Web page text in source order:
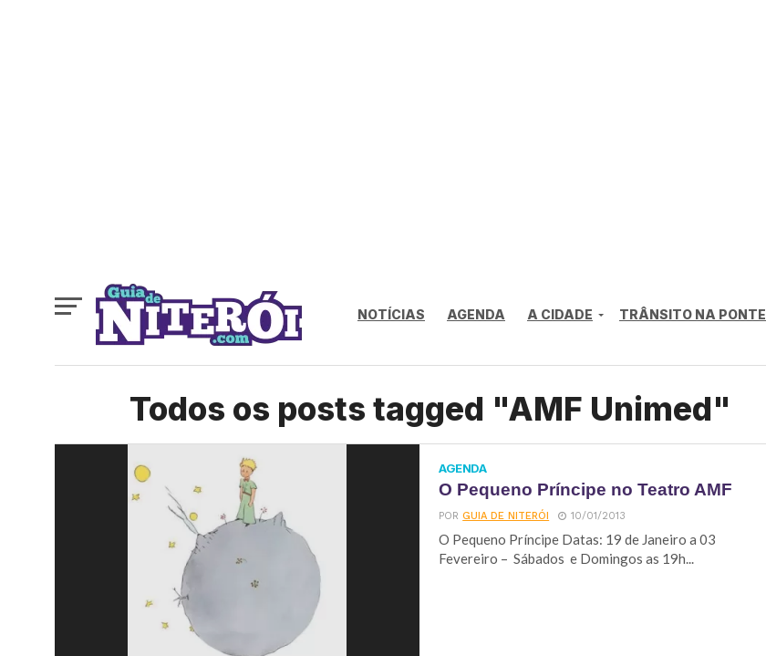
NOTÍCIAS AGENDA A CIDADE TRÂNSITO NA PONTE
Todos os posts tagged "AMF Unimed"
AGENDA
O Pequeno Príncipe no Teatro AMF
PORGUIA DE NITERÓI 10/01/2013
O Pequeno Príncipe Datas: 19 de Janeiro a 03
Fevereiro – Sábados e Domingos as 19h...